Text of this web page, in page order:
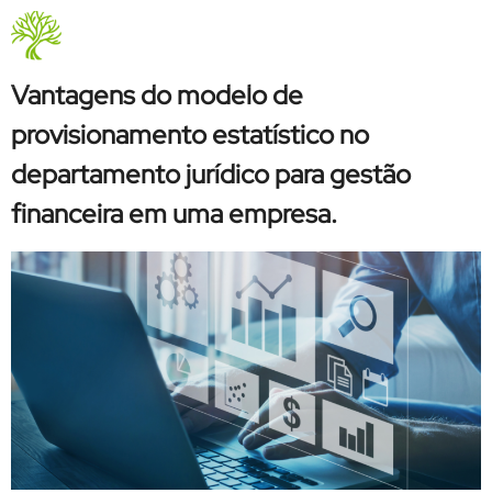
Categoria:
Vantagens do modelo de
provisionamento estatístico no
departamento jurídico para gestão
financeira em uma empresa.